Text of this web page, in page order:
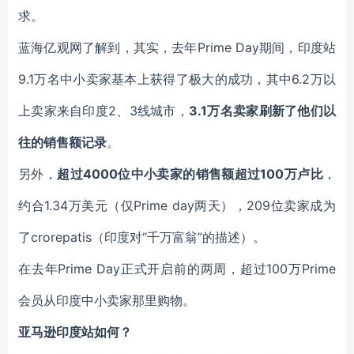
求。
蓝海亿观网了解到，其实，去年Prime Day期间，印度站
9.1万名中小卖家基本上获得了极大的成功，其中6.2万以
上卖家来自印度2、3线城市， 3.1万名卖家刷新了他们以
往的销售额记录。
另外， 超过4000位中小卖家的销售额超过100万卢比 ，
约合1.34万美元（仅Prime day两天），209位卖家成为
了crorepatis（印度对“千万富翁”的描述）。
在去年Prime Day正式开启前的两周，超过100万Prime
会员从印度中小卖家那里购物。
亚马逊印度站如何？